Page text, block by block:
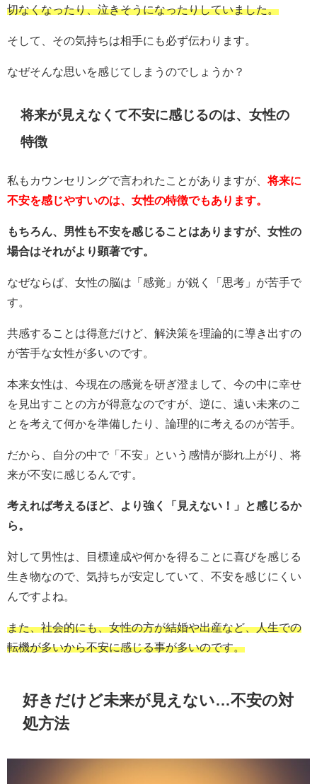
切なくなったり、泣きそうになったりしていました。
そして、その気持ちは相手にも必ず伝わります。
なぜそんな思いを感じてしまうのでしょうか？
将来が見えなくて不安に感じるのは、女性の
特徴
私もカウンセリングで言われたことがありますが、将来に
不安を感じやすいのは、女性の特徴でもあります。
もちろん、男性も不安を感じることはありますが、女性の
場合はそれがより顕著です。
なぜならば、女性の脳は「感覚」が鋭く「思考」が苦手で
す。
共感することは得意だけど、解決策を理論的に導き出すの
が苦手な女性が多いのです。
本来女性は、今現在の感覚を研ぎ澄まして、今の中に幸せ
を見出すことの方が得意なのですが、逆に、遠い未来のこ
とを考えて何かを準備したり、論理的に考えるのが苦手。
だから、自分の中で「不安」という感情が膨れ上がり、将
来が不安に感じるんです。
考えれば考えるほど、より強く「見えない！」と感じるか
ら。
対して男性は、目標達成や何かを得ることに喜びを感じる
生き物なので、気持ちが安定していて、不安を感じにくい
んですよね。
また、社会的にも、女性の方が結婚や出産など、人生での
転機が多いから不安に感じる事が多いのです。
好きだけど未来が見えない…不安の対
処方法